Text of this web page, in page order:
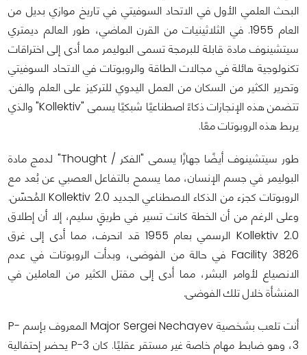
البحث العلمي الأول في الاتحاد السوفيتي في تاريخ موازي بديل من
العام 1955. في الثلاثينيات من القرن الماضي، طور العالم ديمتري
سيتشينوف مادة قابلة للبرمجة تسمى البوليمر مما أدى إلى اختراقات
تكنولوجية هائلة في مجالات الطاقة والروبوتات في الاتحاد السوفيتي
وتحرير الكثير من السكان من العمل اليدوي للتركيز على العلم والفن.
تتضمن هذه الإنجازات ذكاءً اصطناعيًا شبكيًا يسمى "Kollektiv" والذي
يربط هذه الروبوتات معًا.
طور سيتشينوف أيضًا جهازًا يسمى "الفكر / Thought" لدمج مادة
البوليمر في جسم الإنسان، مما يسمح بالتفاعل العصبي عن بُعد مع
الروبوتات كجزء من الذكاء الاصطناعي الجديد Kollektiv 2.0 المُحسّن.
وعلى الرغم من أن الخطة كانت تسير في طريقٍ سليم، إلا أن إطلاق
Kollektiv 2.0 الرسمي بعام 1955 قد انحرف، مما أدى إلى غرق
Facility 3826 في حالة من الفوضى، وبدأت الروبوتات في عدم
الانصياع لأوامر البشر، مما أدى إلى مقتل الكثير من العاملين في
المنشأة خلال تلك الفوضى.
أنت تلعب بشخصية Major Sergei Nechayev المعروف بإسم P-
3، وهو ضابط مهام خاصة غير مستقر عقليًا. كان P-3 يحضر إحتفالية